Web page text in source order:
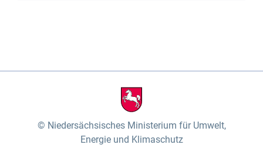
Niedersächsisches Ministerium für Umwelt,
Energie und Klimaschutz